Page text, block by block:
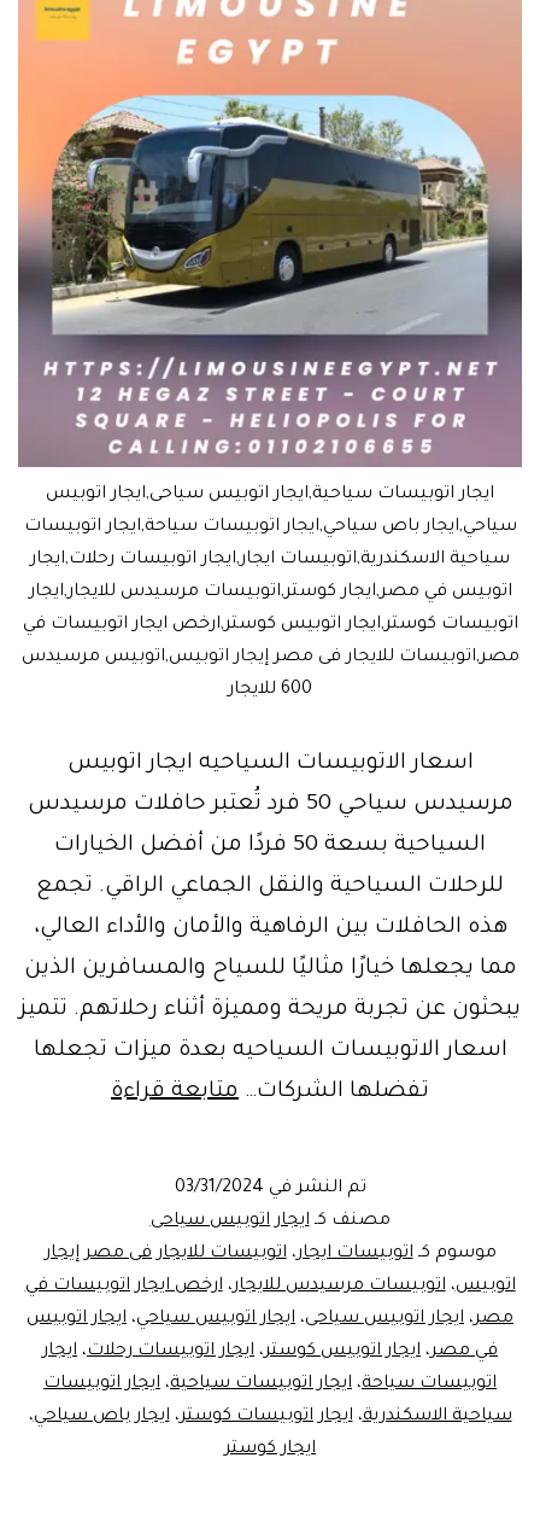
ايجار اتوبيسات سياحية,ايجار اتوبيس سياحى,ايجار اتوبيس
سياحي,ايجار باص سياحي,ايجار اتوبيسات سياحة,ايجار اتوبيسات
سياحية الاسكندرية,اتوبيسات ايجار,ايجار اتوبيسات رحلات,ايجار
اتوبيس في مصر,ايجار كوستر,اتوبيسات مرسيدس للايجار,ايجار
اتوبيسات كوستر,ايجار اتوبيس كوستر,ارخص ايجار اتوبيسات في
مصر,اتوبيسات للايجار فى مصر إيجار اتوبيس,اتوبيس مرسيدس
600 للايجار
اسعار الاتوبيسات السياحيه ايجار اتوبيس
مرسيدس سياحي 50 فرد تُعتبر حافلات مرسيدس
السياحية بسعة 50 فردًا من أفضل الخيارات
للرحلات السياحية والنقل الجماعي الراقي. تجمع
هذه الحافلات بين الرفاهية والأمان والأداء العالي،
مما يجعلها خيارًا مثاليًا للسياح والمسافرين الذين
يبحثون عن تجربة مريحة ومميزة أثناء رحلاتهم. تتميز
اسعار الاتوبيسات السياحيه بعدة ميزات تجعلها
تفضلها الشركات… متابعة قراءةايجار
تم النشر في 03/31/2024
مصنف كـايجار اتوبيس سياحى
موسوم كـاتوبيسات ايجار،اتوبيسات للايجار فى مصر إيجار
اتوبيس،اتوبيسات مرسيدس للايجار،ارخص ايجار اتوبيسات في
مصر، ايجار اتوبيس سياحى، ايجار اتوبيس سياحي، ايجار اتوبيس
في مصر، ايجار اتوبيس كوستر، ايجار اتوبيسات رحلات، ايجار
اتوبيسات سياحة، ايجار اتوبيسات سياحية، ايجار اتوبيسات
سياحية الاسكندرية،ايجار اتوبيسات كوستر،ايجار باص سياحي،
ايجار كوستر